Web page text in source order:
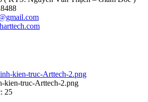
kien-truc-Arttech-2.png
25